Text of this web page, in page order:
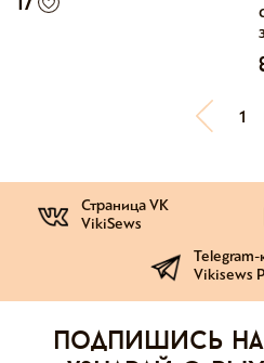
17
1
Страница VK
VikiSews
Telegram-
Vikisews
Подпишись на